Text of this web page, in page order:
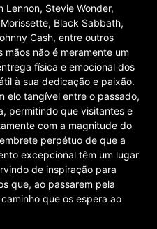
Lennon, Stevie Wonder,
Black Sabbath,
Cash, entre outros
não é meramente um
física e emocional dos
à sua dedicação e paixão.
elo tangível entre o passado,
permitindo que visitantes e
com a magnitude do
perpétuo de que a
excepcional têm um lugar
de inspiração para
que, ao passarem pela
que os espera ao